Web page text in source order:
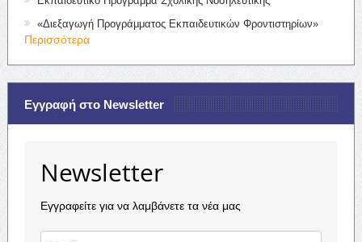
«Διεξαγωγή Προγράμματος Εκπαιδευτικών Φροντιστηρίων»
Περισσότερα
Εγγραφή στο Newsletter
Newsletter
Εγγραφείτε για να λαμβάνετε τα νέα μας